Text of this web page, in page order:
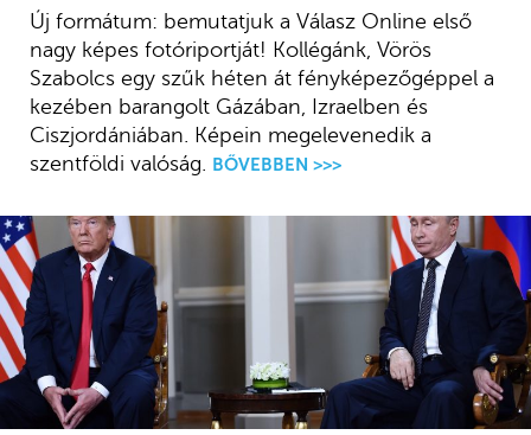
Új formátum: bemutatjuk a Válasz Online első
nagy képes fotóriportját! Kollégánk, Vörös
Szabolcs egy szűk héten át fényképezőgéppel a
kezében barangolt Gázában, Izraelben és
Ciszjordániában. Képein megelevenedik a
szentföldi valóság. BŐVEBBEN >>>